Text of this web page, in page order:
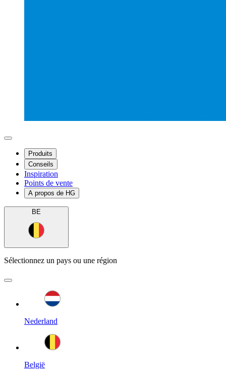
Produits
Conseils
Inspiration
Points de vente
A propos de HG
BE
Sélectionnez un pays ou une région
Nederland
België